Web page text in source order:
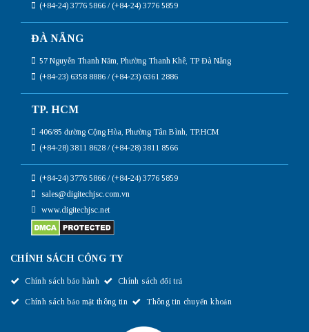
(+84-24) 3776 5866 / (+84-24) 3776 5859
ĐÀ NẴNG
57 Nguyễn Thanh Năm, Phường Thanh Khê, TP Đà Nẵng
(+84-23) 6358 8886 / (+84-23) 6361 2886
TP. HCM
406/85 đường Cộng Hòa, Phường Tân Bình, TP.HCM
(+84-28) 3811 8628 / (+84-28) 3811 8566
(+84-24) 3776 5866 / (+84-24) 3776 5859
sales@digitechjsc.com.vn
www.digitechjsc.net
CHÍNH SÁCH CÔNG TY
Chính sách bảo hành Chính sách đổi trả
Chính sách bảo mật thông tin Thông tin chuyển khoản